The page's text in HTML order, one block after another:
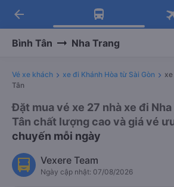
Tải app Vexere ngay!
Nhận ưu đãi thành viên độc
Tải app Vexere
-30k/ghế khi đặt vé máy bay
arrow_back
Bình Tân Nha Trang
Vé xe khách xe đi Khánh Hòa từ Sài Gòn
Tân
Đặt mua vé xe 27 nhà xe đi
Tân chất lượng cao và giá vé
chuyến mỗi ngày
Vexere Team
Ngày cập nhật: 07/08/2026